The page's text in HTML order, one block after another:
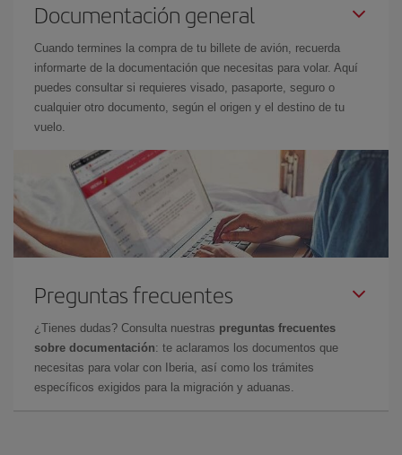
Documentación general
Cuando termines la compra de tu billete de avión, recuerda
informarte de la documentación que necesitas para volar. Aquí
puedes consultar si requieres visado, pasaporte, seguro o
cualquier otro documento, según el origen y el destino de tu
vuelo.
Preguntas frecuentes
¿Tienes dudas? Consulta nuestras preguntas frecuentes
sobre documentación: te aclaramos los documentos que
necesitas para volar con Iberia, así como los trámites
específicos exigidos para la migración y aduanas.